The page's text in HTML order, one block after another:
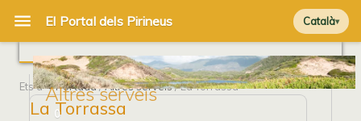
Català
Altres serveis
Ets a Portada/Altres serveis/ La Torrassa
La Torrassa
0